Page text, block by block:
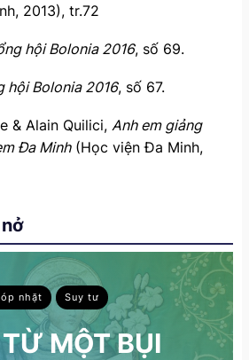
2013), tr.72
hội Bolonia 2016, số 69.
hội Bolonia 2016, số 67.
& Alain Quilici, Anh em giảng
Đa Minh(Học viện Đa Minh,
nhặt Suy tư
MỘT BỤI